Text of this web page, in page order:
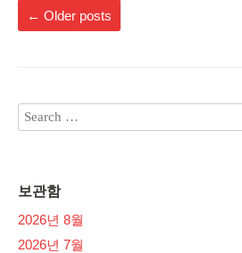
← Older posts
보관함
2026년 8월
2026년 7월